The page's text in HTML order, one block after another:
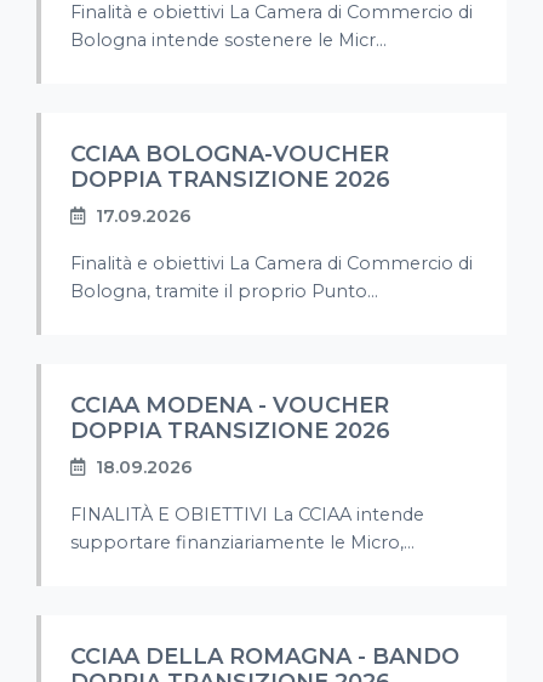
Finalità e obiettivi La Camera di Commercio di
Bologna intende sostenere le Micr...
CCIAA BOLOGNA-VOUCHER
DOPPIA TRANSIZIONE 2026
17.09.2026
Finalità e obiettivi La Camera di Commercio di
Bologna, tramite il proprio Punto...
CCIAA MODENA - VOUCHER
DOPPIA TRANSIZIONE 2026
18.09.2026
FINALITÀ E OBIETTIVI La CCIAA intende
supportare finanziariamente le Micro,...
CCIAA DELLA ROMAGNA - BANDO